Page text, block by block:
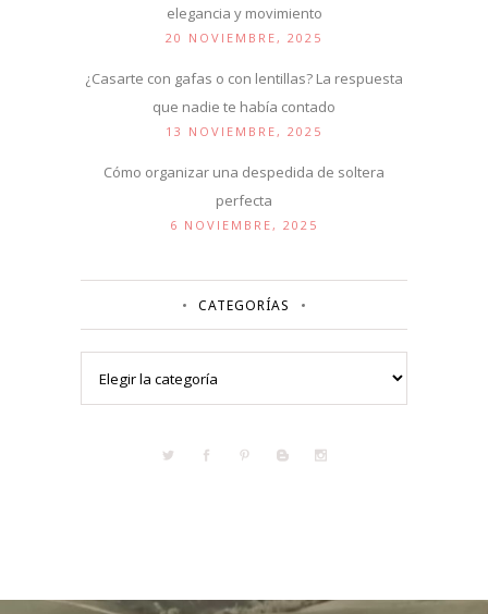
elegancia y movimiento
20 NOVIEMBRE, 2025
¿Casarte con gafas o con lentillas? La respuesta
que nadie te había contado
13 NOVIEMBRE, 2025
Cómo organizar una despedida de soltera
perfecta
6 NOVIEMBRE, 2025
CATEGORÍAS